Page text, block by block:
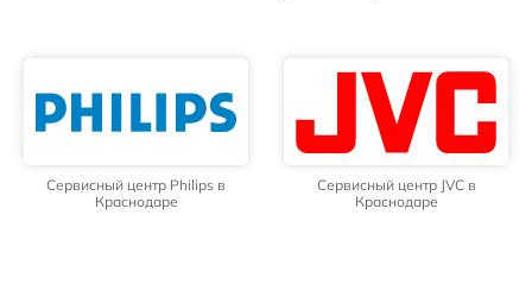
Сервисный центр Philips в
Краснодаре
Сервисный центр JVC в
Краснодаре